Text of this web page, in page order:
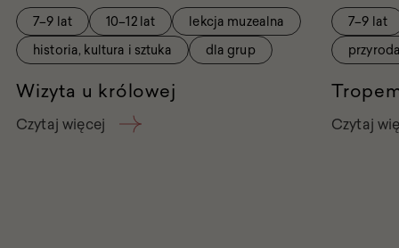
Wizyta u królowej
7–9 lat 10–12 lat
lekcja muzealna
historia, kultura i sztuka
dla grup
Czytaj więcej
7–9 lat
Czytaj